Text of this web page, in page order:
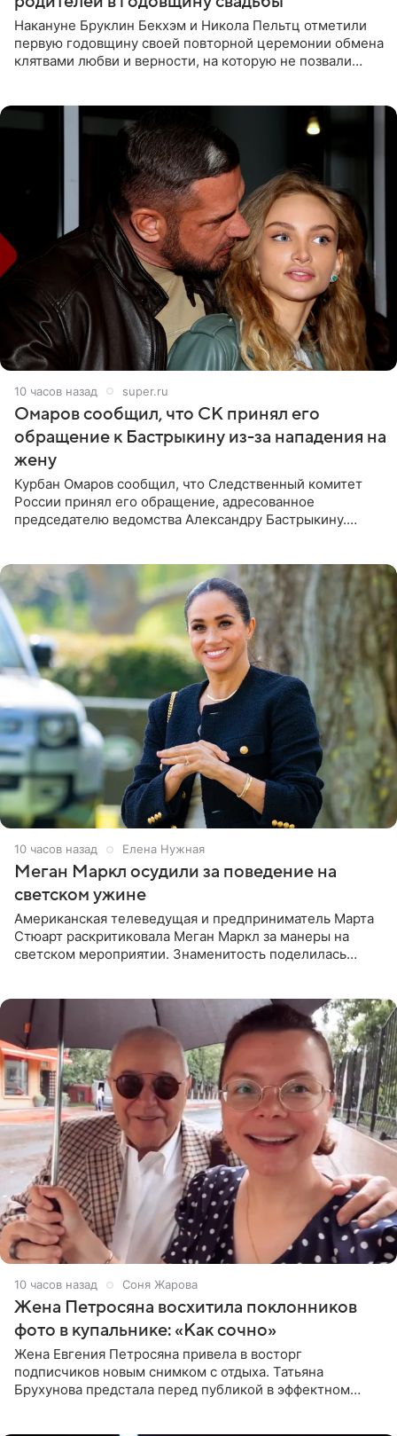
Накануне Бруклин Бекхэм и Никола Пельтц отметили
первую годовщину своей повторной церемонии обмена
клятвами любви и верности, на которую не позвали
10 часов назад super.ru
Омаров сообщил, что СК принял его
обращение к Бастрыкину из-за нападения на
жену
Курбан Омаров сообщил, что Следственный комитет
России принял его обращение, адресованное
председателю ведомства Александру Бастрыкину.
10 часов назад Елена Нужная
Меган Маркл осудили за поведение на
светском ужине
Американская телеведущая и предприниматель Марта
Стюарт раскритиковала Меган Маркл за манеры на
светском мероприятии. Знаменитость поделилась
10 часов назад Соня Жарова
Жена Петросяна восхитила поклонников
фото в купальнике: «Как сочно»
Жена Евгения Петросяна привела в восторг
подписчиков новым снимком с отдыха. Татьяна
Брухунова предстала перед публикой в эффектном